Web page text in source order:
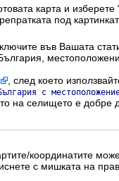
карта и
под
във Вашата
, след което
с
на селището е добре
координатите
с мишката на